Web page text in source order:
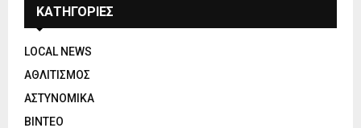
ΚΑΤΗΓΟΡΙΕΣ
LOCAL NEWS
ΑΘΛΙΤΙΣΜΟΣ
ΑΣΤΥΝΟΜΙΚΑ
ΒΙΝΤΕΟ